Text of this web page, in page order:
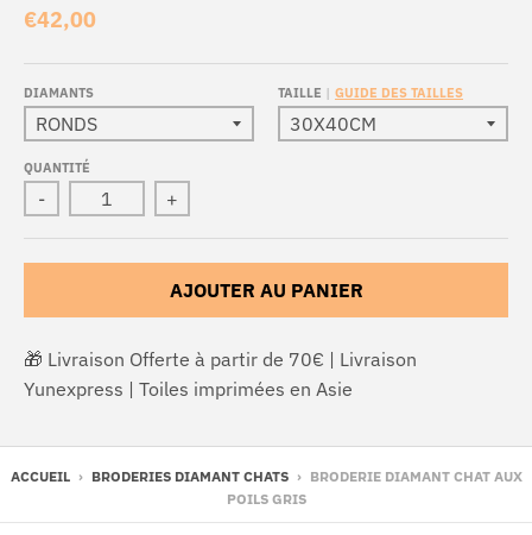
€42,00
DIAMANTS TAILLE GUIDE DES TAILLES
QUANTITÉ
- +
AJOUTER AU PANIER
🎁 Livraison Offerte à partir de 70€ | Livraison
Yunexpress | Toiles imprimées en Asie
ACCUEIL › BRODERIES DIAMANT CHATS › BRODERIE DIAMANT CHAT AUX
POILS GRIS